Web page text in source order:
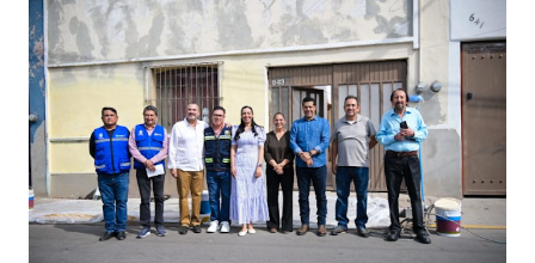
conoces ni la mitad de lo que deberías saber. Pero incluso
quienes ya han tenido relaciones sexuales no son expertos
o expertas en el tema. Siempre hay algo nuevo que
aprender y nuevas experiencias que conocer. Si eres una
chica y aún no has tenido relaciones sexuales, tal vez
pienses que el sexo será increíble y no puedas esperar para
experimentarlo, pero como cualquier persona con
experiencia te dirá, siempre es mejor cuando ambas partes